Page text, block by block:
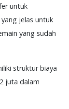
untuk
jelas untuk
yang sudah
struktur biaya
juta dalam